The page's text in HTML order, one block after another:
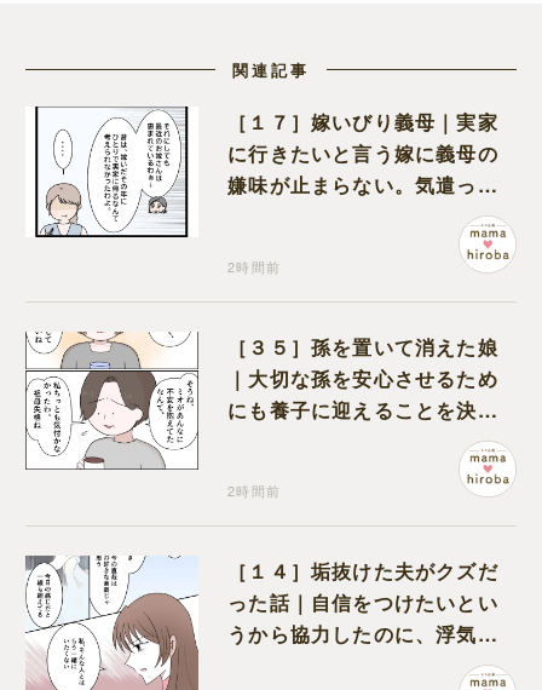
関連記事
［１７］嫁いびり義母｜実家
に行きたいと言う嫁に義母の
嫌味が止まらない。気遣って
2時間前
［３５］孫を置いて消えた娘
｜大切な孫を安心させるため
にも養子に迎えることを決心
2時間前
［１４］垢抜けた夫がクズだ
った話｜自信をつけたいとい
うから協力したのに、浮気と